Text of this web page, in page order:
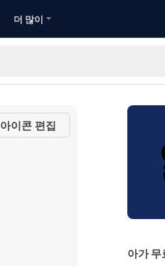
더 많이
아이콘 편집
아가 무